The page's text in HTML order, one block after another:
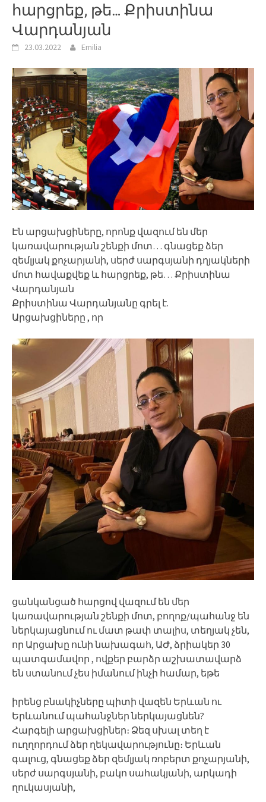
հարցրեք, թե… Քրիստինա
Վարդանյան
23.03.2022 Emilia
Էն արցախցիները, որոնք վազում են մեր
կառավարության շենքի մոտ… գնացեք ձեր
զեմլյակ քոչարյանի, սերժ սարգսյանի դղյակների
մոտ հավաքվեք և հարցրեք, թե… Քրիստինա
Վարդանյան
Քրիստինա Վարդանյանը գրել է.
Արցախցիները , որ
ցանկանցած հարցով վազում են մեր
կառավարության շենքի մոտ, բողոք/պահանջ են
ներկայացնում ու մատ թափ տալիս, տեղյակ չեն,
որ Արցախը ունի նախագահ, ԱԺ, ձրիակեր 30
պատգամավոր , ովքեր բարձր աշխատավարձ
են ստանում չես իմանում ինչի համար, եթե
իրենց բնակիչները պիտի վազեն Երևան ու
Երևանում պահանջներ ներկայացնեն?
Հարգելի արցախցիներ։ Ձեզ սխալ տեղ է
ուղղորդում ձեր ղեկավարությունը։ Երևան
գալուց, գնացեք ձեր զեմլյակ ռոբերտ քոչարյանի,
սերժ սարգսյանի, բակո սահակյանի, արկադի
ղուկասյանի,